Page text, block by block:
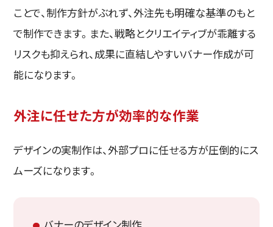
ことで、制作方針がぶれず、外注先も明確な基準のもと
で制作できます。また、戦略とクリエイティブが乖離する
リスクも抑えられ、成果に直結しやすいバナー作成が可
能になります。
外注に任せた方が効率的な作業
デザインの実制作は、外部プロに任せる方が圧倒的にス
ムーズになります。